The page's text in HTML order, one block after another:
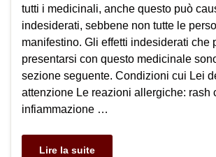
tutti i medicinali, anche questo può
indesiderati, sebbene non tutte le
manifestino. Gli effetti indesiderati che
presentarsi con questo medicinale
sezione seguente. Condizioni cui Lei
attenzione Le reazioni allergiche: rash
infiammazione …
Lire la suite